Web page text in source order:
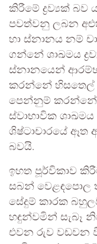
කිරීමේ ද්‍රව්‍යක් බව
පවත්වනු ලබන අළුත්
හා ස්නානය නම්
ගන්නේ ශාඛමය
ස්නානයෙන් ආරම්භ
කරන්නේ හිසතෙල්
පෙන්නුම් කරන්නේ
ස්වාභාවික
ශිෂ්ටාචාරයේ ඈත
බවයි.
ඉහත පූර්විකාව
සබන් වෙළඳපොල
සේදුම් කාරක
හඳුන්වමින් සැබෑ
එවන රුව වඩවන